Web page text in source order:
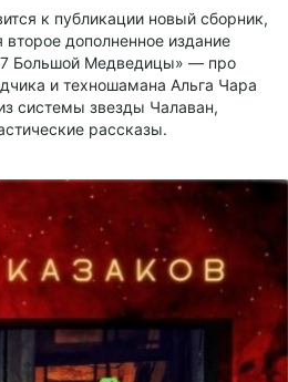
к публикации новый сборник,
дополненное издание
Большой Медведицы» — про
и техношамана Альга Чара
системы звезды Чалаван,
рассказы.